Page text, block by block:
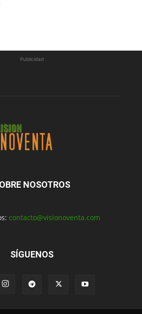
Publicidad
NOSOTROS
contacto@visionoventa.com
SÍGUENOS